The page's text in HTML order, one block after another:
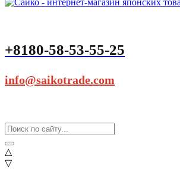
+8180-58-53-55-25
info@saikotrade.com
△
▽